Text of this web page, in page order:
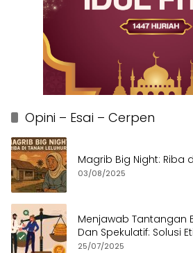
Opini – Esai – Cerpen
Magrib Big Night: Riba
03/08/2025
Menjawab Tantangan
Dan Spekulatif: Solusi
25/07/2025